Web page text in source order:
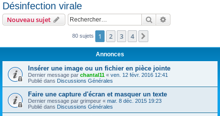
Désinfection virale
Nouveau sujet Rechercher
80 sujets 1 2 3 4
Annonces
Insérer une image ou un fichier en pièce jointe
Dernier message par chantal11 « ven. 12 févr. 2016 12:41
Publié dans Discussions Générales
Faire une capture d'écran et masquer un texte
Dernier message par grimpeur « mar. 8 déc. 2015 19:23
Publié dans Discussions Générales